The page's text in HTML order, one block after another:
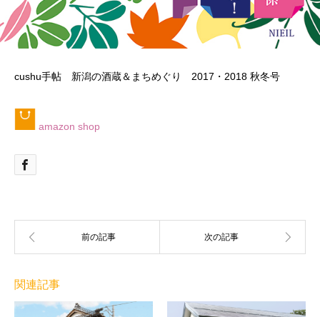
cushu手帖 新潟の酒蔵＆まちめぐり 2017・2018 秋冬号
amazon shop
関連記事